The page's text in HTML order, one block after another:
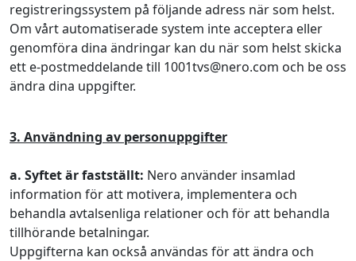
registreringssystem på följande adress när som helst.
Om vårt automatiserade system inte acceptera eller
genomföra dina ändringar kan du när som helst skicka
ett e-postmeddelande till 1001tvs@nero.com och be oss
ändra dina uppgifter.
3. Användning av personuppgifter
a. Syftet är fastställt: Nero använder insamlad
information för att motivera, implementera och
behandla avtalsenliga relationer och för att behandla
tillhörande betalningar.
Uppgifterna kan också användas för att ändra och